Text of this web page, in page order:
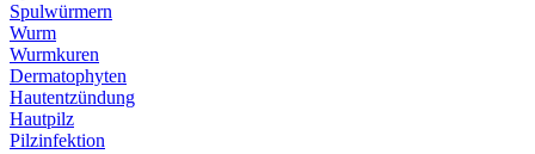
Spulwürmern
Wurm
Wurmkuren
Dermatophyten
Hautentzündung
Hautpilz
Pilzinfektion